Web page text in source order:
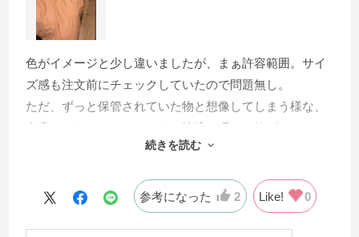
色がイメージと少し違いましたが、まぁ許容範囲。サイ
ズ感も注文前にチェックしていたので問題無し。
ただ、ずっと保管されていた物と想像してしまう様な、
倉庫というかタンスというか快適な眠りを妨げるような
臭いがついていました。
みたり…
商品到着から10日程経ってようやく臭いがマシになった
続きを読む
参考になった 2 Like! 0